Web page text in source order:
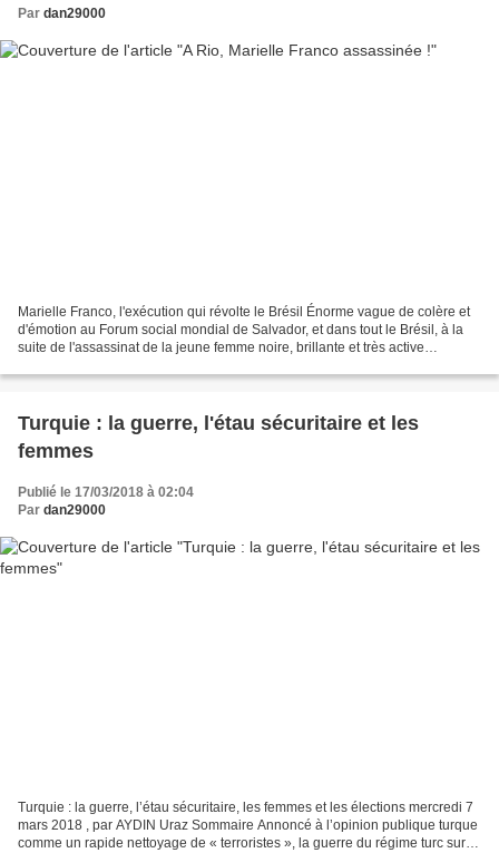
Par dan29000
Marielle Franco, l'exécution qui révolte le Brésil Énorme vague de colère et
d'émotion au Forum social mondial de Salvador, et dans tout le Brésil, à la
suite de l'assassinat de la jeune femme noire, brillante et très active
Turquie : la guerre, l'étau sécuritaire et les
femmes
Publié le 17/03/2018 à 02:04
Par dan29000
Turquie : la guerre, l’étau sécuritaire, les femmes et les élections mercredi 7
mars 2018 , par AYDIN Uraz Sommaire Annoncé à l’opinion publique turque
comme un rapide nettoyage de « terroristes », la guerre du régime turc sur